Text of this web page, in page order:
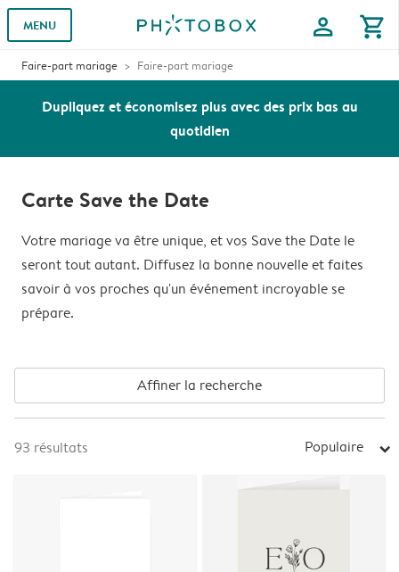
MENU profile shopping_cart
Faire-part mariage Faire-part mariage
Dupliquez et économisez plus avec des prix bas au
quotidien
Carte Save the Date
Votre mariage va être unique, et vos Save the Date le
seront tout autant. Diffusez la bonne nouvelle et faites
savoir à vos proches qu'un événement incroyable se
prépare.
Affiner la recherche
93 résultats Populaire arrow_right